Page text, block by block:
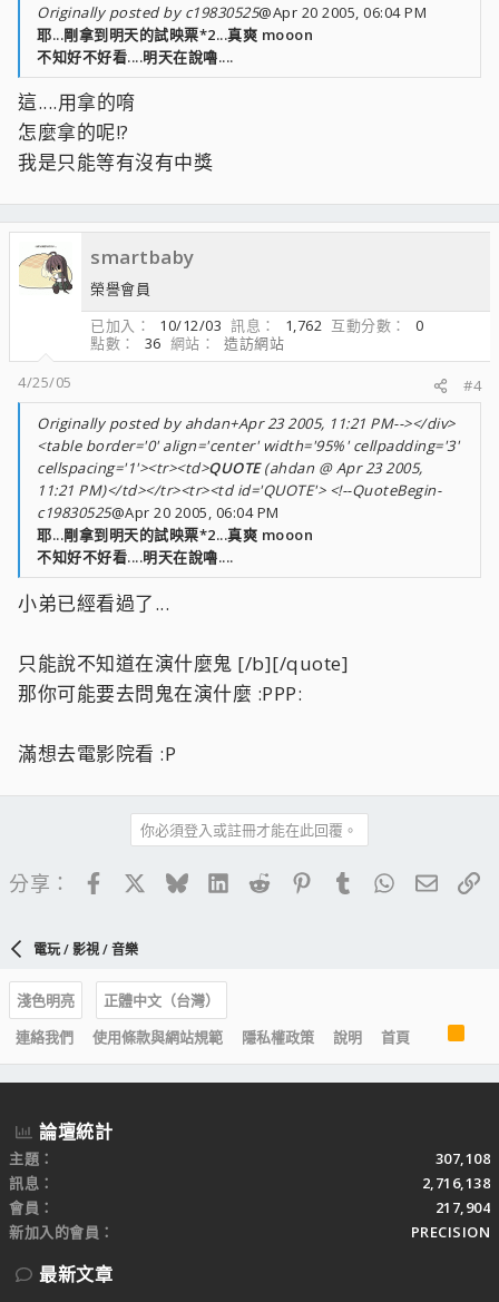
Originally posted by c19830525@Apr 20 2005, 06:04 PM
耶...剛拿到明天的試映票*2...真爽 mooon
不知好不好看....明天在說嚕....
這....用拿的唷
怎麼拿的呢!?
我是只能等有沒有中獎
smartbaby
榮譽會員
已加入
10/12/03 訊息 1,762 互動分數
0
點數
36 網站
造訪網站
4/25/05
#4
Originally posted by ahdan+Apr 23 2005, 11:21 PM--></div>
<table border='0' align='center' width='95%' cellpadding='3'
cellspacing='1'><tr><td>QUOTE(ahdan @ Apr 23 2005,
11:21 PM)</td></tr><tr><td id='QUOTE'> <!--QuoteBegin-
c19830525@Apr 20 2005, 06:04 PM
耶...剛拿到明天的試映票*2...真爽 mooon
不知好不好看....明天在說嚕....
小弟已經看過了...
只能說不知道在演什麼鬼 [/b][/quote]
那你可能要去問鬼在演什麼 :PPP:
滿想去電影院看 :P
你必須登入或註冊才能在此回覆。
分享： FacebookBlueskyLinkedIn
Reddit PinterestTumblrWhatsApp
電子
電玩 / 影視 / 音樂
淺色明亮
正體中文（台灣）
連絡我們
使用條款與網站規範 隱私權政策 說明 首頁
R
S
S
論壇統計
主題
307,108
訊息
2,716,138
會員
217,904
新加入的會員
PRECISION
最新文章